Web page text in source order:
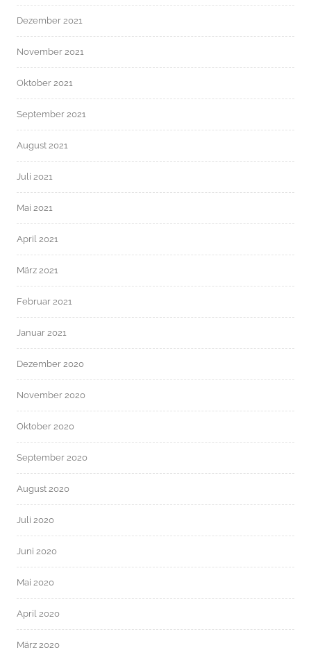
Dezember 2021
November 2021
Oktober 2021
September 2021
August 2021
Juli 2021
Mai 2021
April 2021
März 2021
Februar 2021
Januar 2021
Dezember 2020
November 2020
Oktober 2020
September 2020
August 2020
Juli 2020
Juni 2020
Mai 2020
April 2020
März 2020